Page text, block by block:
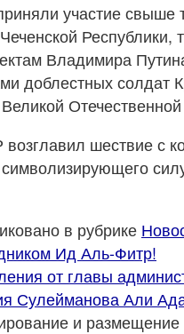
участие свыше
Владимира
доблестных солдат
шествие с
в рубрике
Ид Аль-Фитр!
от главы
Сулейманова Али
и